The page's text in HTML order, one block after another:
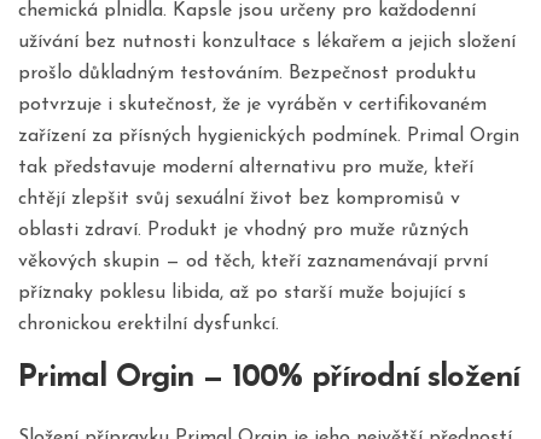
chemická plnidla. Kapsle jsou určeny pro každodenní
užívání bez nutnosti konzultace s lékařem a jejich složení
prošlo důkladným testováním. Bezpečnost produktu
potvrzuje i skutečnost, že je vyráběn v certifikovaném
zařízení za přísných hygienických podmínek. Primal Orgin
tak představuje moderní alternativu pro muže, kteří
chtějí zlepšit svůj sexuální život bez kompromisů v
oblasti zdraví. Produkt je vhodný pro muže různých
věkových skupin — od těch, kteří zaznamenávají první
příznaky poklesu libida, až po starší muže bojující s
chronickou erektilní dysfunkcí.
Primal Orgin — 100% přírodní složení